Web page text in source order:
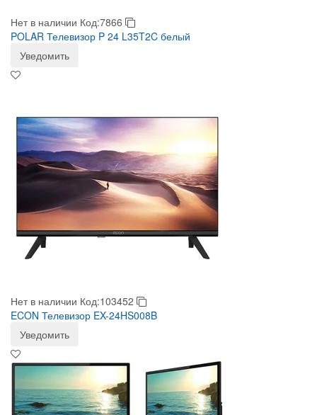
Нет в наличии Код:7866
POLAR Телевизор P 24 L35T2C белый
Уведомить
Нет в наличии Код:103452
ECON Телевизор EX-24HS008B
Уведомить